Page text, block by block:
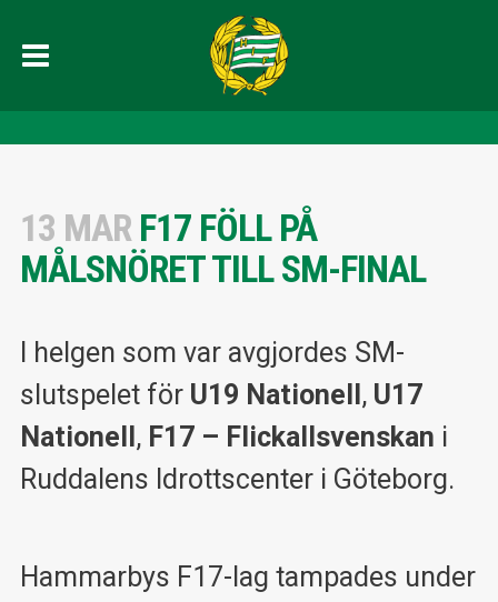
13 MARF17 FÖLL PÅ
MÅLSNÖRET TILL SM-FINAL
I helgen som var avgjordes SM-
slutspelet för U19 Nationell , U17
Nationell , F17 – Flickallsvenskan i
Ruddalens Idrottscenter i Göteborg.
Hammarbys F17-lag tampades under